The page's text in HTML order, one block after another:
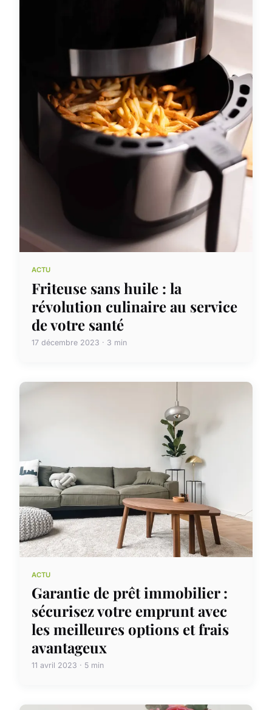
ACTU
Friteuse sans huile : la
révolution culinaire au service
de votre santé
17 décembre 2023 · 3 min
ACTU
Garantie de prêt immobilier :
sécurisez votre emprunt avec
les meilleures options et frais
avantageux
11 avril 2023 · 5 min